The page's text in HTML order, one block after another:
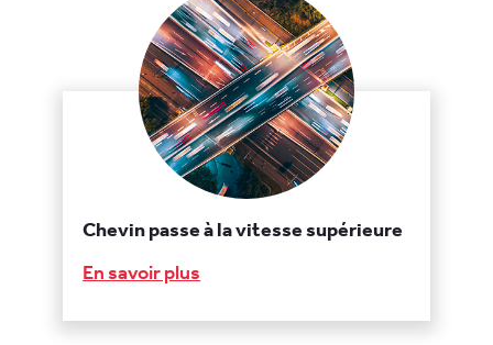
Chevin passe à la vitesse supérieure
En savoir plus